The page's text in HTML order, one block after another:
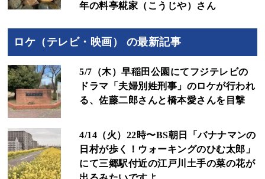
年の料亭糀家（こうじや）さん
ロケ（テレビ・映画） の最新記事
5/7（木）早稲田公園にてフジテレビの
ドラマ「夫婦別姓刑事」のロケが行われ
る、佐藤二郎さんと橋本愛さんを目撃
4/14（火）22時〜BS朝日「バナナマンの
日村が歩く！ウォーキングのひむ太郎」
にて三郷駅付近の江戸川土手の菜の花が